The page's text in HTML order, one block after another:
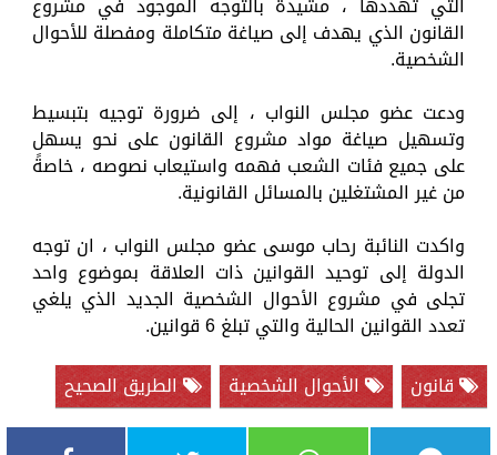
القانون الذي يهدف إلى صياغة متكاملة ومفصلة للأحوال
الشخصية.
ودعت عضو مجلس النواب ، إلى ضرورة توجيه بتبسيط
وتسهيل صياغة مواد مشروع القانون على نحو يسهل
على جميع فئات الشعب فهمه واستيعاب نصوصه ، خاصةً
من غير المشتغلين بالمسائل القانونية.
واكدت النائبة رحاب موسى عضو مجلس النواب ، ان توجه
الدولة إلى توحيد القوانين ذات العلاقة بموضوع واحد
تجلى في مشروع الأحوال الشخصية الجديد الذي يلغي
تعدد القوانين الحالية والتي تبلغ 6 قوانين.
قانون
الأحوال الشخصية الطريق الصحيح